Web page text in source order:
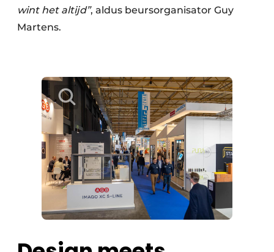
wint het altijd”, aldus beursorganisator Guy
Martens.